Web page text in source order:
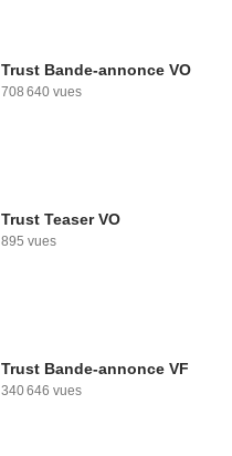
Trust Bande-annonce VO
708 640 vues
Trust Teaser VO
895 vues
Trust Bande-annonce VF
340 646 vues